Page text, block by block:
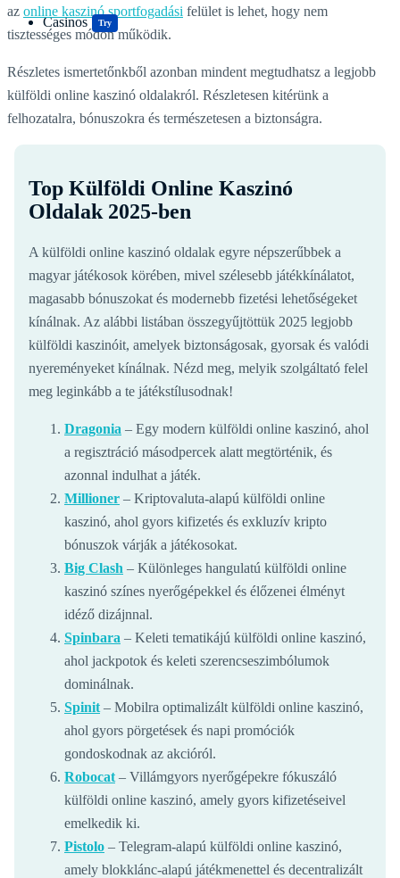
Casinos Try
az online kaszinó sportfogadási felület is lehet, hogy nem
tisztességes módon működik.
Részletes ismertetőnkből azonban mindent megtudhatsz a legjobb
külföldi online kaszinó oldalakról. Részletesen kitérünk a
felhozatalra, bónuszokra és természetesen a biztonságra.
Top Külföldi Online Kaszinó
Oldalak 2025-ben
A külföldi online kaszinó oldalak egyre népszerűbbek a
magyar játékosok körében, mivel szélesebb játékkínálatot,
magasabb bónuszokat és modernebb fizetési lehetőségeket
kínálnak. Az alábbi listában összegyűjtöttük 2025 legjobb
külföldi kaszinóit, amelyek biztonságosak, gyorsak és valódi
nyereményeket kínálnak. Nézd meg, melyik szolgáltató felel
meg leginkább a te játékstílusodnak!
Dragonia – Egy modern külföldi online kaszinó, ahol
a regisztráció másodpercek alatt megtörténik, és
azonnal indulhat a játék.
Millioner – Kriptovaluta-alapú külföldi online
kaszinó, ahol gyors kifizetés és exkluzív kripto
bónuszok várják a játékosokat.
Big Clash – Különleges hangulatú külföldi online
kaszinó színes nyerőgépekkel és élőzenei élményt
idéző dizájnnal.
Spinbara – Keleti tematikájú külföldi online kaszinó,
ahol jackpotok és keleti szerencseszimbólumok
dominálnak.
Spinit – Mobilra optimalizált külföldi online kaszinó,
ahol gyors pörgetések és napi promóciók
gondoskodnak az akcióról.
Robocat – Villámgyors nyerőgépekre fókuszáló
külföldi online kaszinó, amely gyors kifizetéseivel
emelkedik ki.
Pistolo – Telegram-alapú külföldi online kaszinó,
amely blokklánc-alapú játékmenettel és decentralizált